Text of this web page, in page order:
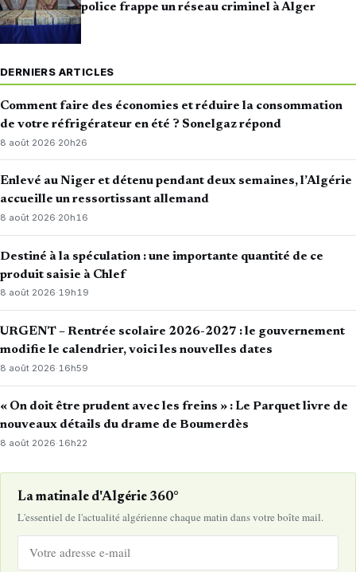
police frappe un réseau criminel à Alger
DERNIERS ARTICLES
Comment faire des économies et réduire la consommation
de votre réfrigérateur en été ? Sonelgaz répond
8 août 2026·20h26
Enlevé au Niger et détenu pendant deux semaines, l’Algérie
accueille un ressortissant allemand
8 août 2026·20h16
Destiné à la spéculation : une importante quantité de ce
produit saisie à Chlef
8 août 2026·19h19
URGENT – Rentrée scolaire 2026-2027 : le gouvernement
modifie le calendrier, voici les nouvelles dates
8 août 2026·16h59
« On doit être prudent avec les freins » : Le Parquet livre de
nouveaux détails du drame de Boumerdès
8 août 2026·16h22
La matinale d'Algérie 360°
L'essentiel de l'actualité algérienne chaque matin dans votre boîte mail.